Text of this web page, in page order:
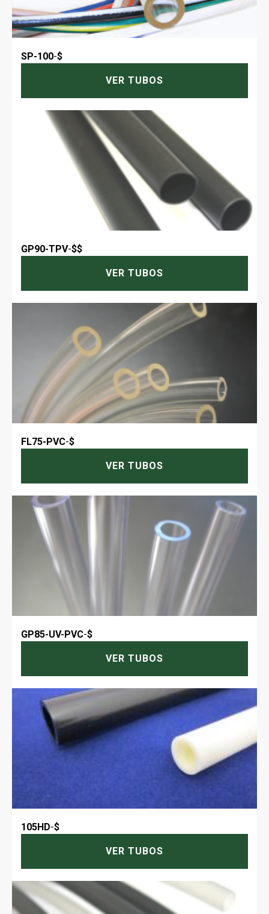
SP-100-$
VER TUBOS
GP90-TPV-$$
VER TUBOS
FL75-PVC-$
VER TUBOS
GP85-UV-PVC-$
VER TUBOS
105HD-$
VER TUBOS